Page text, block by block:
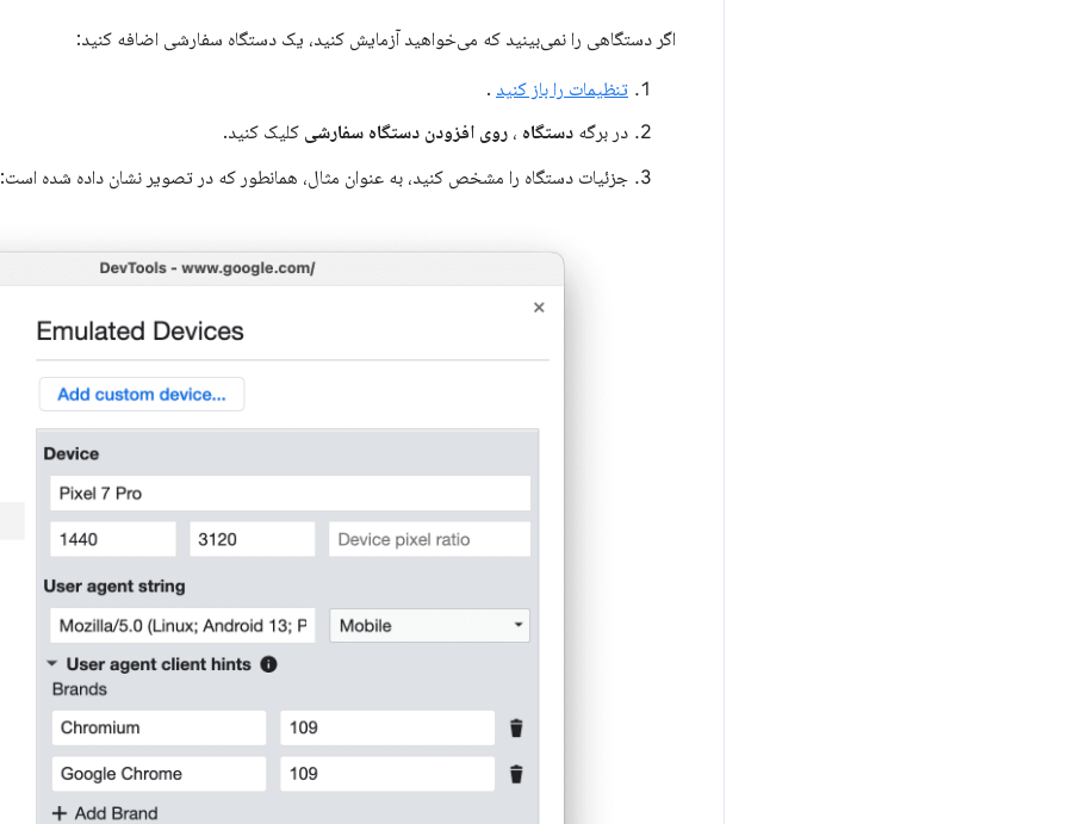
اگر دستگاهی را نمی‌بینید که می‌خواهید آزمایش کنید، یک دستگاه سفارشی اضافه کنید:
تنظیمات را باز کنید .
در برگه دستگاه ، روی افزودن دستگاه سفارشی کلیک کنید.
جزئیات دستگاه را مشخص کنید، به عنوان مثال، همانطور که در تصویر نشان داده شده است: